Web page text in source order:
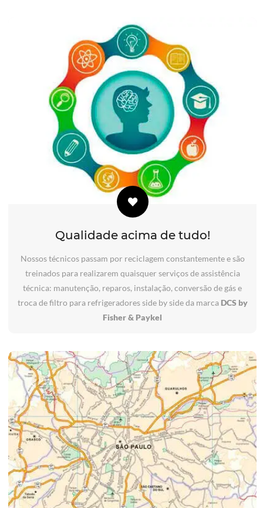
Qualidade acima de tudo!
Nossos técnicos passam por reciclagem constantemente e são
treinados para realizarem quaisquer serviços de assistência
técnica: manutenção, reparos, instalação, conversão de gás e
troca de filtro para refrigeradores side by side da marca DCS by
Fisher & Paykel